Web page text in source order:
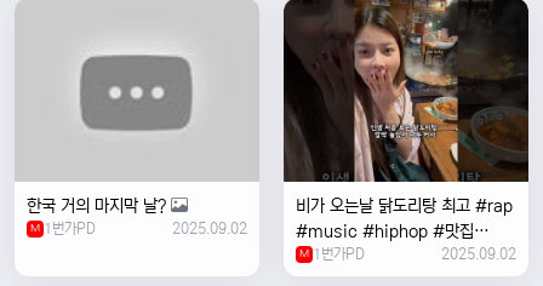
한국 거의 마지막 날?
M 1번가PD 2025.09.02
비가 오는날 ￼닭도리탕 최고 #rap
#music #hiphop #맛집
#travel #여행 #food ￼
M 1번가PD 2025.09.02